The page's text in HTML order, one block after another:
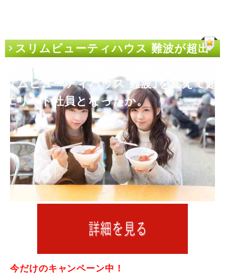
スリムビューティハウス 難波が超出
来なくてダメ社員だった僕がいかに｢ス
リムビューティハウス 難波｣を変えて超
エリート社員となったか。
今だけのキャンペーン中！